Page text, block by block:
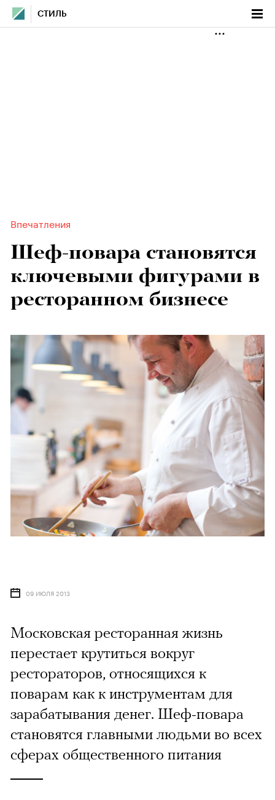
СТИЛЬ
Впечатления
Шеф-повара становятся
ключевыми фигурами в
ресторанном бизнесе
09 ИЮЛЯ 2013
Московская ресторанная жизнь
перестает крутиться вокруг
рестораторов, относящихся к
поварам как к инструментам для
зарабатывания денег. Шеф-повара
становятся главными людьми во всех
сферах общественного питания